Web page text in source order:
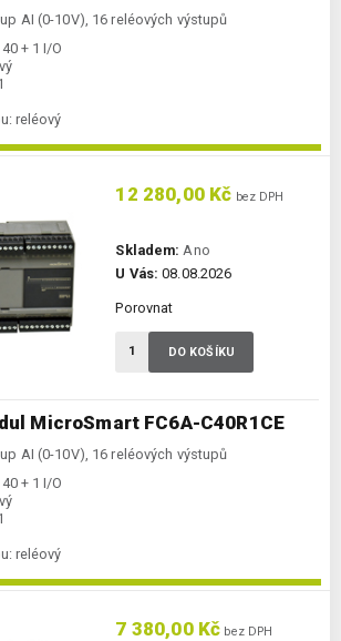
AI (0-10V), 16 reléových výstupů
40 + 1 I/O
reléový
MicroSmart FC6A-C40R1CE
AI (0-10V), 16 reléových výstupů
40 + 1 I/O
reléový
12 280,00 Kč bez DPH
Skladem: Ano
U Vás: 08.08.2026
Porovnat
DO KOŠÍKU
7 380,00 Kč bez DPH